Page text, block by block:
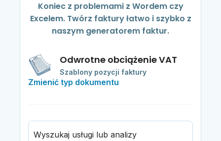
Koniec z problemami z Wordem czy
Excelem. Twórz faktury łatwo i szybko z
naszym generatorem faktur.
Odwrotne obciążenie VAT
Szablony pozycji faktury
Zmienić typ dokumentu
Wyszukaj usługi lub analizy